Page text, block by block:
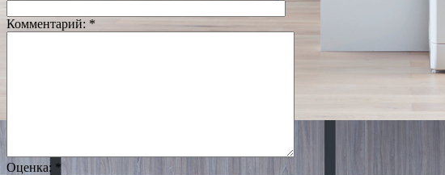
Комментарий: *
Оценка: *